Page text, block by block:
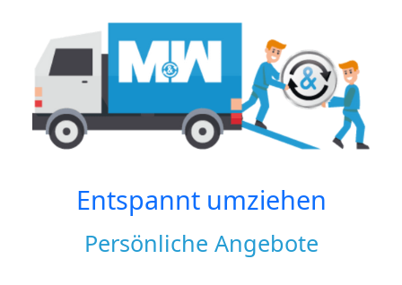
Entspannt umziehen
Persönliche Angebote